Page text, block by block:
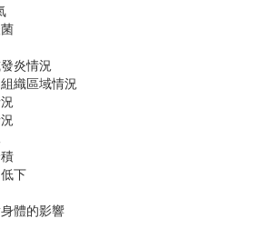
炎情況
織區域情況
下
體的影響